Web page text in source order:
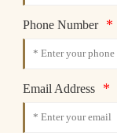
Phone Number *
Email Address *